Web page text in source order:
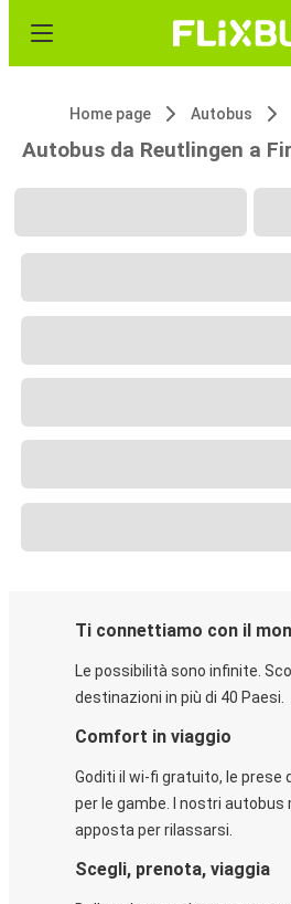
Home page Autobus
Autobus da Reutlingen a
Ti connettiamo con il
Le possibilità sono infinite.
destinazioni in più di 40 Paesi.
Comfort in viaggio
Goditi il wi-fi gratuito, le prese
per le gambe. I nostri
apposta per rilassarsi.
Scegli, prenota, viaggia